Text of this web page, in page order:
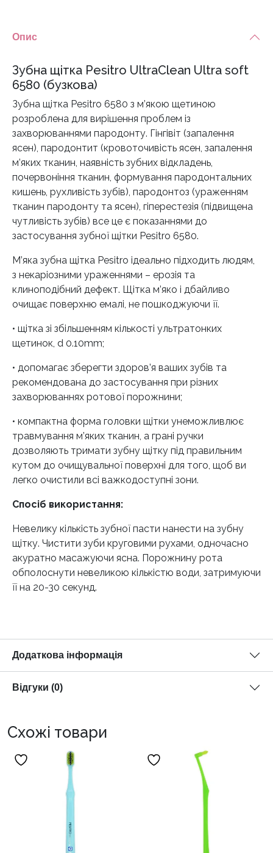
Опис
Зубна щітка Pesitro UltraClean Ultra soft
6580 (бузкова)
Зубна щітка Pesitro 6580 з м’якою щетиною
розроблена для вирішення проблем із
захворюваннями пародонту. Гінгівіт (запалення
ясен), пародонтит (кровоточивість ясен, запалення
м’яких тканин, наявність зубних відкладень,
почервоніння тканин, формування пародонтальних
кишень, рухливість зубів), пародонтоз (ураженням
тканин пародонту та ясен), гіперестезія (підвищена
чутливість зубів) все це є показаннями до
застосування зубної щітки Pesitro 6580.
М’яка зубна щітка Pesitro ідеально підходить людям,
з некаріозними ураженнями – ерозія та
клиноподібний дефект. Щітка м’яко і дбайливо
очищає поверхню емалі, не пошкоджуючи її.
• щітка зі збільшенням кількості ультратонких
щетинок, d 0.10mm;
• допомагає зберегти здоров’я ваших зубів та
рекомендована до застосування при різних
захворюваннях ротової порожнини;
• компактна форма головки щітки унеможливлює
травмування м’яких тканин, а грані ручки
дозволяють тримати зубну щітку під правильним
кутом до очищувальної поверхні для того, щоб ви
легко очистили всі важкодоступні зони.
Спосіб використання:
Невелику кількість зубної пасти нанести на зубну
щітку. Чистити зуби круговими рухами, одночасно
акуратно масажуючи ясна. Порожнину рота
обполоснути невеликою кількістю води, затримуючи
її на 20-30 секунд.
Додаткова інформація
Відгуки (0)
Схожі товари